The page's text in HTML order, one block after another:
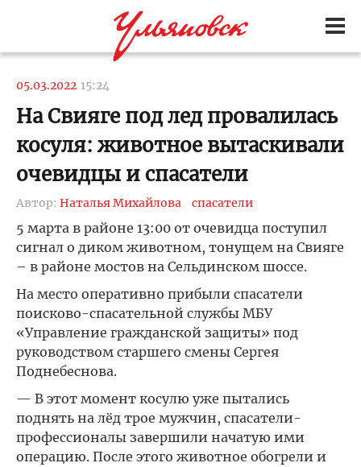
05.03.2022 15:24
На Свияге под лед провалилась
косуля: животное вытаскивали
очевидцы и спасатели
Автор: Наталья Михайлова спасатели
5 марта в районе 13:00 от очевидца поступил
сигнал о диком животном, тонущем на Свияге
– в районе мостов на Сельдинском шоссе.
На место оперативно прибыли спасатели
поисково-спасательной службы МБУ
«Управление гражданской защиты» под
руководством старшего смены Сергея
Поднебеснова.
— В этот момент косулю уже пытались
поднять на лёд трое мужчин, спасатели-
профессионалы завершили начатую ими
операцию. После этого животное обогрели и